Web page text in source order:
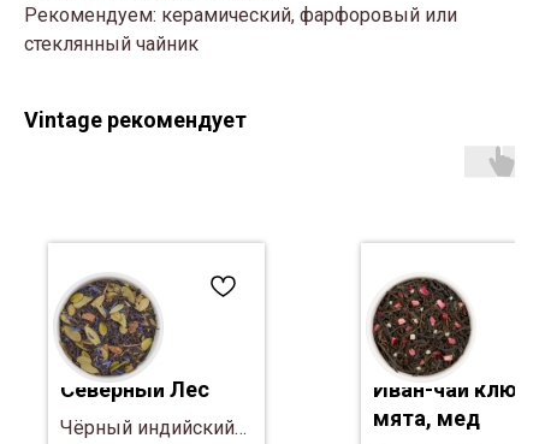
Рекомендуем: керамический, фарфоровый или
стеклянный чайник
Vintage рекомендует
Северный Лес
Чёрный индийский
Иван-чай
мята, мед